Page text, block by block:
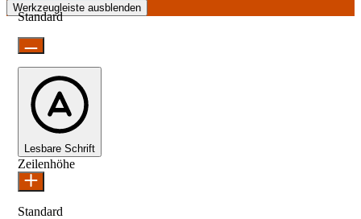
Werkzeugleiste ausblenden
Standard
Lesbare Schrift
Zeilenhöhe
Standard